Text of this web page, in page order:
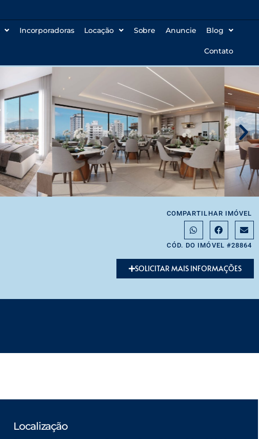
Incorporadoras Locação Sobre Anuncie Blog
Contato
COMPARTILHAR IMÓVEL
CÓD. DO IMÓVEL #28864
SOLICITAR MAIS INFORMAÇÕES
Localização